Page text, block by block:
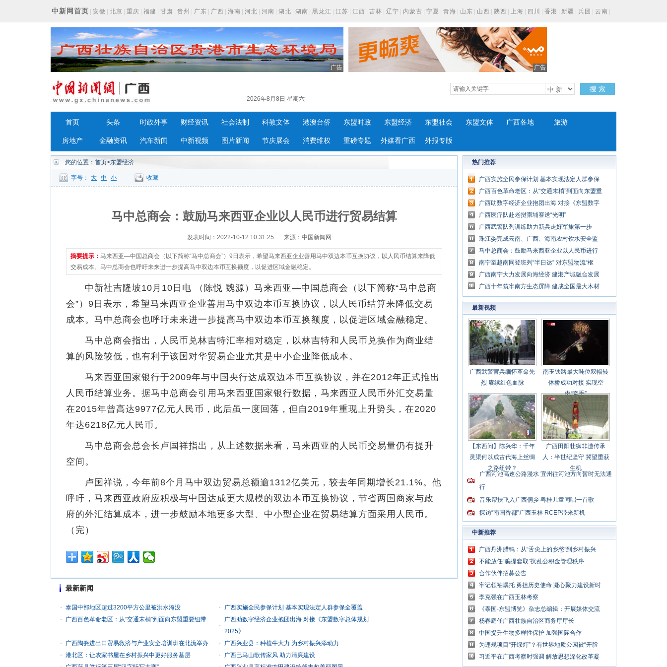
中新网首页 安徽 北京 重庆 福建 甘肃 贵州 广东 广西 海南 河北 河南 湖北 湖南 黑龙江 江苏 江西 吉林 辽宁 内蒙古 宁夏 青海 山东 山西 陕西 上海 四川 香港 新疆 兵团 云南
广告 广告
2026年8月8日 星期六
搜 索
首页 头条 时政外事 财经资讯 社会法制 科教文体 港澳台侨 东盟时政 东盟经济 东盟社会 东盟文体 广西各地 旅游
房地产 金融资讯 汽车新闻 中新视频 图片新闻 节庆展会 消费维权 重磅专题 外媒看广西 外报专版
您的位置： 首页>东盟经济
字号： 大 中 小 收藏
马中总商会：鼓励马来西亚企业以人民币进行贸易结算
发表时间：2022-10-12 10:31:25 来源：中国新闻网
摘要提示： 马来西亚—中国总商会（以下简称“马中总商会”）9日表示，希望马来西亚企业善用马中双边本币互换协议，以人民币结算来降低
交易成本。马中总商会也呼吁未来进一步提高马中双边本币互换额度，以促进区域金融稳定。
中新社吉隆坡10月10日电 （陈悦 魏源）马来西亚—中国总商会（以下简称“马中总商
会”）9日表示，希望马来西亚企业善用马中双边本币互换协议，以人民币结算来降低交易
成本。马中总商会也呼吁未来进一步提高马中双边本币互换额度，以促进区域金融稳定。
马中总商会指出，人民币兑林吉特汇率相对稳定，以林吉特和人民币兑换作为商业结
算的风险较低，也有利于该国对华贸易企业尤其是中小企业降低成本。
马来西亚国家银行于2009年与中国央行达成双边本币互换协议，并在2012年正式推出
人民币结算业务。据马中总商会引用马来西亚国家银行数据，马来西亚人民币外汇交易量
在2015年曾高达9977亿元人民币，此后虽一度回落，但自2019年重现上升势头，在2020
年达6218亿元人民币。
马中总商会总会长卢国祥指出，从上述数据来看，马来西亚的人民币交易量仍有提升
空间。
卢国祥说，今年前8个月马中双边贸易总额逾1312亿美元，较去年同期增长21.1%。他
呼吁，马来西亚政府应积极与中国达成更大规模的双边本币互换协议，节省两国商家与政
府的外汇结算成本，进一步鼓励本地更多大型、中小型企业在贸易结算方面采用人民币。
（完）
最新新闻
泰国中部地区超过3200平方公里被洪水淹没
广西实施全民参保计划 基本实现法定人群参保全覆盖
广西百色革命老区：从“交通末梢”到面向东盟重要纽带
广西助数字经济企业抱团出海 对接《东盟数字总体规划
2025》
广西陶瓷进出口贸易救济与产业安全培训班在北流举办
广西兴业县：种植牛大力 为乡村振兴添动力
港北区：让农家书屋在乡村振兴中更好服务基层
广西巴马山歌传家风 助力清廉建设
热门推荐
广西实施全民参保计划 基本实现法定人群参保
全覆盖
广西百色革命老区：从“交通末梢”到面向东盟重
要纽带
广西助数字经济企业抱团出海 对接《东盟数字
总体规划2025》
广西医疗队赴老挝柬埔寨送“光明”
广西武警队列训练助力新兵走好军旅第一步
珠江委完成云南、广西、海南农村饮水安全监
督检查
马中总商会：鼓励马来西亚企业以人民币进行
贸易结算
南宁至越南同登班列“半日达” 对东盟物流“枢
纽”凸显
广西南宁大力发展向海经济 建港产城融合发展
滨海城市
广西十年筑牢南方生态屏障 建成全国最大木材
生产基地
最新视频
广西武警官兵缅怀革命先
烈 赓续红色血脉
南玉铁路最大吨位双幅转
体桥成功对接 实现空
中“牵手”
【东西问】陈兴华：千年
灵渠何以成古代海上丝绸
之路纽带？
广西田阳壮狮非遗传承
人：半世纪坚守 冀望重获
生机
广西河池高速公路漫水 宜州往河池方向暂时无法通
行
音乐帮扶飞入广西侗乡 粤桂儿童同唱一首歌
探访“南国香都”广西玉林 RCEP带来新机
中新推荐
广西丹洲腊鸭：从“舌尖上的乡愁”到乡村振兴
的“利器”
不能放任“骗提套取”扰乱公积金管理秩序
合作伙伴招募公告
牢记领袖嘱托 勇担历史使命 凝心聚力建设新时
代中国特色社会主义壮美广西
李克强在广西玉林考察
《泰国-东盟博览》杂志总编辑：开展媒体交流
讲好中国与东盟合作故事
杨春庭任广西壮族自治区商务厅厅长
中国提升生物多样性保护 加强国际合作
为违规项目“开绿灯”？有世界地质公园被“开膛
破肚”
习近平在广西考察时强调 解放思想深化改革凝